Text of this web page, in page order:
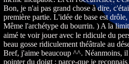
Bon, je n'ai pas grand chose à dire,
première partie. L'idée de base est
Même l'archétype du bourrin. ) A la
aimé te voir jouer avec le ridicule du
beau gosse ridiculement théâtrale au
Bref, j'aime beaucoup ^^. Néanmoins, il
pointer du doigt ; parce-que je